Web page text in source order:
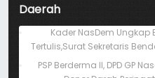
Daerah
Kader NasDem Ungkap
Tertulis,Surat Sekretaris
PSP Berderma II, DPD GP